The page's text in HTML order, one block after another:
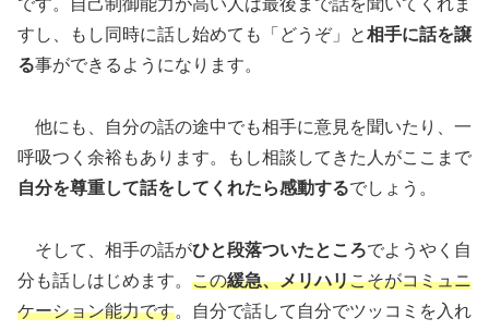
です。自己制御能力が高い人は最後まで話を聞いてくれま
すし、もし同時に話し始めても「どうぞ」と相手に話を譲
る事ができるようになります。
他にも、自分の話の途中でも相手に意見を聞いたり、一
呼吸つく余裕もあります。もし相談してきた人がここまで
自分を尊重して話をしてくれたら感動するでしょう。
そして、相手の話がひと段落ついたところでようやく自
分も話しはじめます。 この緩急、メリハリこそがコミュニ
ケーション能力です。自分で話して自分でツッコミを入れ